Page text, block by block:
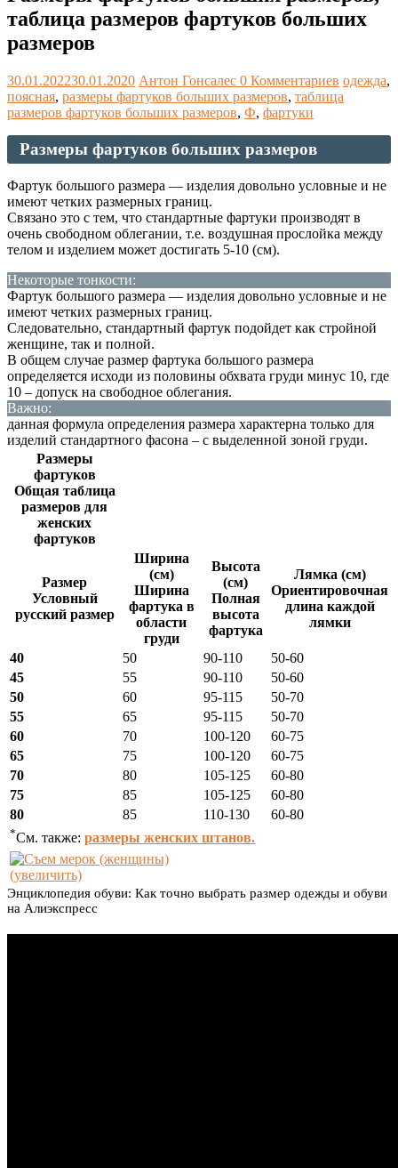
таблица размеров фартуков больших
размеров
30.01.202230.01.2020 Антон Гонсалес 0 Комментариев одежда,
поясная, размеры фартуков больших размеров, таблица
размеров фартуков больших размеров, Ф, фартуки
Размеры фартуков больших размеров
Фартук большого размера — изделия довольно условные и не
имеют четких размерных границ.
Связано это с тем, что стандартные фартуки производят в
очень свободном облегании, т.е. воздушная прослойка между
телом и изделием может достигать 5-10 (см).
Некоторые тонкости:
Фартук большого размера — изделия довольно условные и не
имеют четких размерных границ.
Следовательно, стандартный фартук подойдет как стройной
женщине, так и полной.
В общем случае размер фартука большого размера
определяется исходи из половины обхвата груди минус 10, где
10 – допуск на свободное облегания.
Важно:
данная формула определения размера характерна только для
изделий стандартного фасона – с выделенной зоной груди.
Размеры
фартуков
Общая таблица
размеров для
женских
фартуков
Размер
Условный
русский размер
Ширина
(см)
Ширина
фартука в
области
груди
Высота
(см)
Полная
высота
фартука
Лямка (см)
Ориентировочная
длина каждой
лямки
40 50 90-110
50-60
45
55 90-110
50-60
50
60 95-115
50-70
55
65 95-115
50-70
60
70 100-120
60-75
65
75 100-120
60-75
70
80 105-125
60-80
75
85 105-125
60-80
80
85 110-130 60-80
*См. также: размеры женских штанов.
(увеличить)
Энциклопедия обуви: Как точно выбрать размер одежды и обуви
на Алиэкспресс